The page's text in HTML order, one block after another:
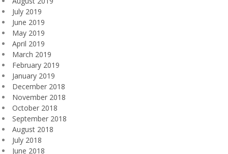
July 2019
June 2019
May 2019
April 2019
March 2019
February 2019
January 2019
December 2018
November 2018
October 2018
September 2018
August 2018
July 2018
June 2018